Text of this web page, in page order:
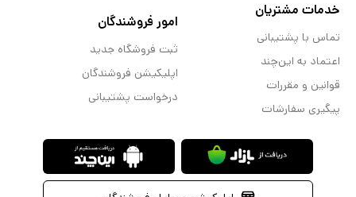
خدمات مشتریان
تماس با پشتیبانی
اعتماد به این‌چند
قوانین و مقررات
پیگیری سفارشات
امور فروشندگان
ثبت فروشگاه جدید
اپلیکیشن فروشندگان
درخواست پشتیبانی